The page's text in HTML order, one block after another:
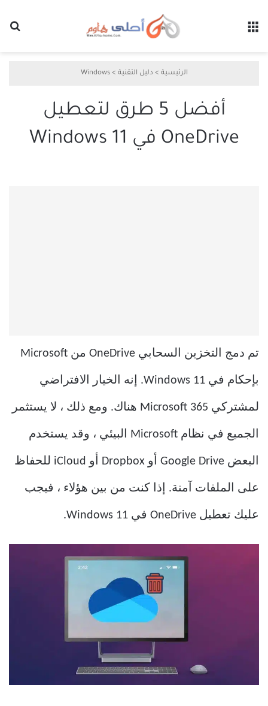
الرئيسية > دليل التقنية >
Windows
أفضل 5 طرق لتعطيل
OneDrive في Windows 11
تم دمج التخزين السحابي OneDrive من Microsoft
بإحكام في Windows 11. إنه الخيار الافتراضي
لمشتركي Microsoft 365 هناك. ومع ذلك ، لا يستثمر
الجميع في نظام Microsoft البيئي ، وقد يستخدم
البعض Google Drive أو Dropbox أو iCloud للحفاظ
على الملفات آمنة. إذا كنت من بين هؤلاء ، فيجب
عليك تعطيل OneDrive في Windows 11.